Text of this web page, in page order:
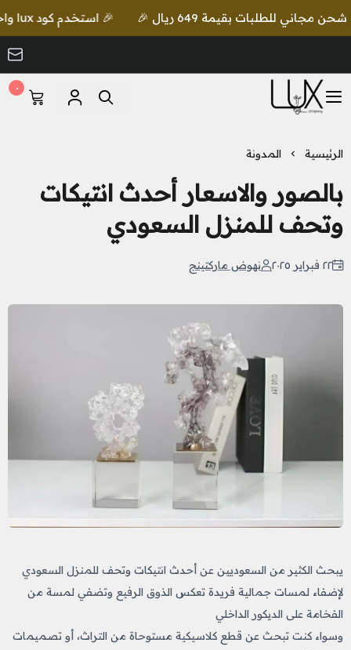
🎉 استخدم كود lux واحصل على خصم إضافي مع شحن مجاني للطلبات بقيمة 649 ريال 🎉
LUX Lighting
٠
الرئيسية المدونة
بالصور والاسعار أحدث انتيكات
وتحف للمنزل السعودي
٢٢ فبراير ٢٠٢٥ نهوض ماركتينج
يبحث الكثير من السعوديين عن أحدث انتيكات وتحف للمنزل السعودي
لإضفاء لمسات جمالية فريدة تعكس الذوق الرفيع وتضفي لمسة من
الفخامة على الديكور الداخلي
وسواء كنت تبحث عن قطع كلاسيكية مستوحاة من التراث، أو تصميمات